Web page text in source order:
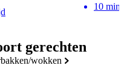
gerechten
wokken
10 min